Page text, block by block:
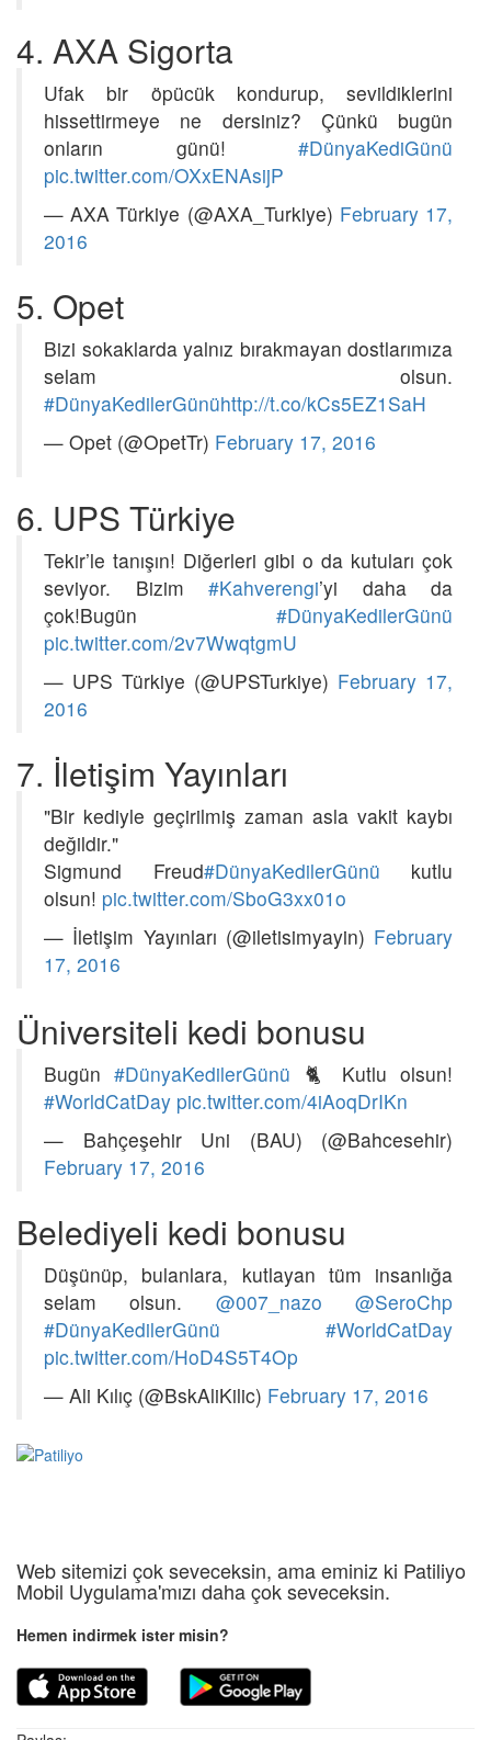
4. AXA Sigorta
Ufak bir öpücük kondurup, sevildiklerini
hissettirmeye ne dersiniz? Çünkü bugün
onların günü! #DünyaKediGünü
pic.twitter.com/OXxENAsijP
— AXA Türkiye (@AXA_Turkiye) February 17,
2016
5. Opet
Bizi sokaklarda yalnız bırakmayan dostlarımıza
selam olsun.
#DünyaKedilerGünühttp://t.co/kCs5EZ1SaH
— Opet (@OpetTr) February 17, 2016
6. UPS Türkiye
Tekir’le tanışın! Diğerleri gibi o da kutuları çok
seviyor. Bizim #Kahverengi’yi daha da
çok!Bugün #DünyaKedilerGünü
pic.twitter.com/2v7WwqtgmU
— UPS Türkiye (@UPSTurkiye) February 17,
2016
7. İletişim Yayınları
"Bir kediyle geçirilmiş zaman asla vakit kaybı
değildir."
Sigmund Freud#DünyaKedilerGünü kutlu
olsun! pic.twitter.com/SboG3xx01o
— İletişim Yayınları (@iletisimyayin) February
17, 2016
Üniversiteli kedi bonusu
Bugün#DünyaKedilerGünü 🐈 Kutlu olsun!
#WorldCatDay pic.twitter.com/4iAoqDrIKn
— Bahçeşehir Uni (BAU) (@Bahcesehir)
February 17, 2016
Belediyeli kedi bonusu
Düşünüp, bulanlara, kutlayan tüm insanlığa
selam olsun. @007_nazo
@SeroChp
#DünyaKedilerGünü
#WorldCatDay
pic.twitter.com/HoD4S5T4Op
— Ali Kılıç (@BskAliKilic) February 17, 2016
Web sitemizi çok seveceksin, ama eminiz ki Patiliyo
Mobil Uygulama'mızı daha çok seveceksin.
Hemen indirmek ister misin?